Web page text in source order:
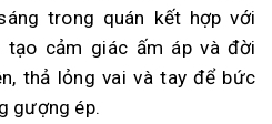
trong quán kết hợp với
tạo cảm giác ấm áp và đời
thả lỏng vai và tay để bức
gượng ép.